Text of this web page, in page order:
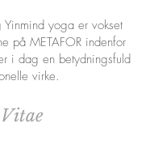
yoga er vokset
på METAFOR indenfor
i dag en betydningsfuld
virke.